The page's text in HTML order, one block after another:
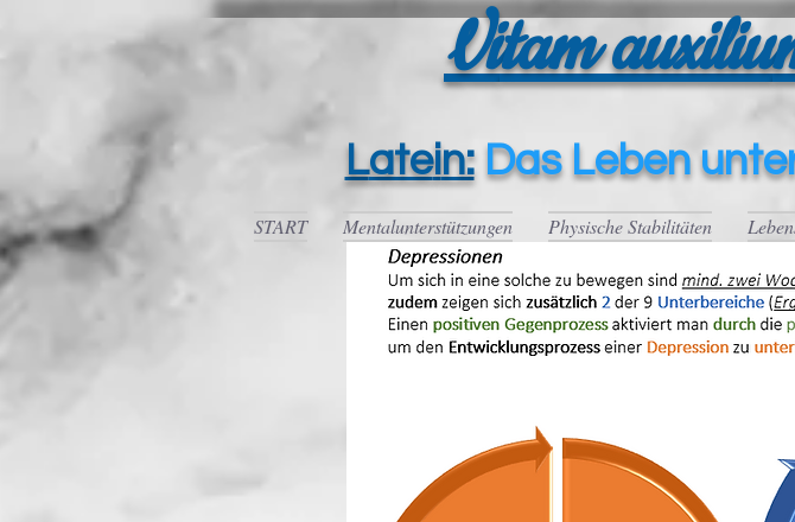
Vitam auxiliu
Latein: Das Leben unte
START Mentalunterstützungen Physische Stabilitäten